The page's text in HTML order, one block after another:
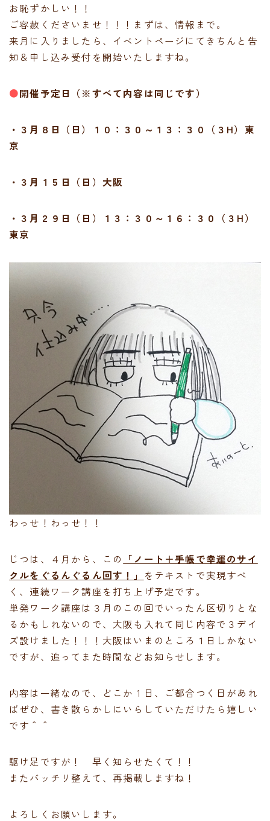
お恥ずかしい！！
ご容赦くださいませ！！！まずは、情報まで。
来月に入りましたら、イベントページにてきちんと告
知＆申し込み受付を開始いたしますね。
●開催予定日（※すべて内容は同じです）
・３月８日（日）１０：３０～１３：３０（３H）東
京
・３月１５日（日）大阪
・３月２９日（日）１３：３０～１６：３０（３H）
東京
わっせ！わっせ！！
じつは、４月から、この
「ノート＋手帳で幸運のサイ
クルをぐるんぐるん回す！」
をテキストで実現すべ
く、連続ワーク講座を打ち上げ予定です。
単発ワーク講座は３月のこの回でいったん区切りとな
るかもしれないので、大阪も入れて同じ内容で３デイ
ズ設けました！！！大阪はいまのところ１日しかない
ですが、追ってまた時間などお知らせします。
内容は一緒なので、どこか１日、ご都合つく日があれ
ばぜひ、書き散らかしにいらしていただけたら嬉しい
です＾＾
駆け足ですが！ 早く知らせたくて！！
またバッチリ整えて、再掲載しますね！
よろしくお願いします。